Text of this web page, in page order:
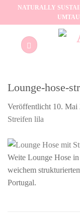
NATURALLY
Lounge-hose-
Veröffentlicht 10. Mai
Streifen lila
Weite Lounge Hose
weichem
Portugal.